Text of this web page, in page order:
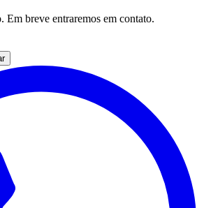
Em breve entraremos em contato.